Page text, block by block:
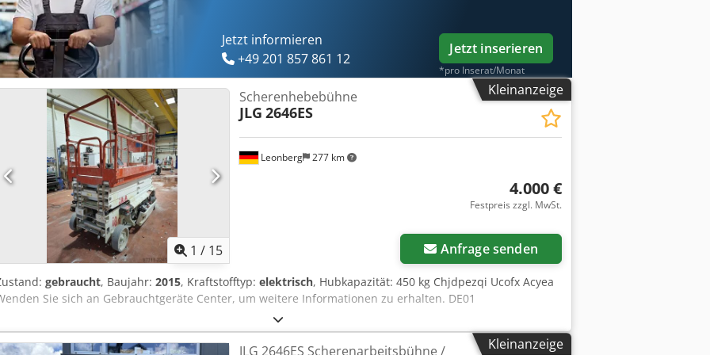
2,34/1,92 m Verfahrbar bis Arbeitshöhe: 9,90 m Bodenfreiheit: 0,13 m nur Inneneinsatz: nein
2.710 kg Besonderheiten: weiße Reifen, Anschlagpunkte für Rückhaltsysteme(PSA)
Standort: 41468 Neuss: sofort verfügbar Chedpfx Asv Ti Ewecyja
Jetzt informieren
+49 201 857 861 12
Jetzt inserieren
*pro Inserat/Monat
Kleinanzeige
1 / 15
Leonberg 277 km
Scherenhebebühne
JLG 2646ES
4.000 €
Festpreis zzgl. MwSt.
Anfrage senden
gebraucht, Baujahr: 2015, Kraftstofftyp: elektrisch, Hubkapazität: 450 kg Chjdpezqi Ucofx Acyea
Sie sich an Gebrauchtgeräte Center, um weitere Informationen zu erhalten. DE01
Kleinanzeige
JLG 2646ES Scherenarbeitsbühne /